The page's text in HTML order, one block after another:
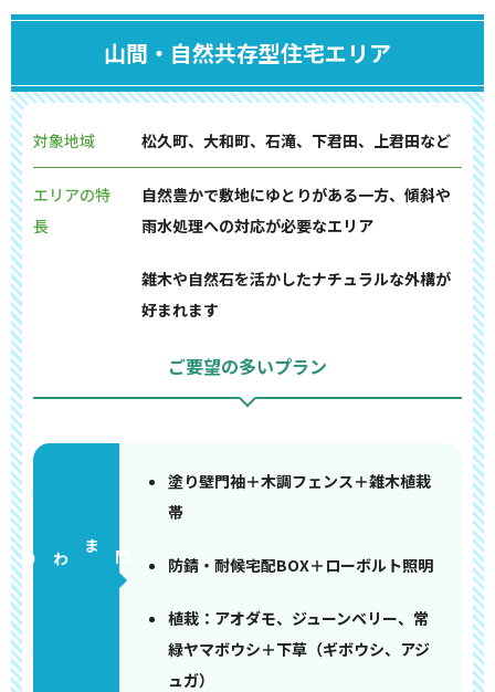
山間・自然共存型住宅エリア
対象地域 松久町、大和町、石滝、下君田、上君田など
エリアの特
長
自然豊かで敷地にゆとりがある一方、傾斜や
雨水処理への対応が必要なエリア
雑木や自然石を活かしたナチュラルな外構が
好まれます
ご要望の多いプラン
門まわり
塗り壁門袖＋木調フェンス＋雑木植栽
帯
防錆・耐候宅配BOX＋ローボルト照明
植栽：アオダモ、ジューンベリー、常
緑ヤマボウシ＋下草（ギボウシ、アジ
ュガ）